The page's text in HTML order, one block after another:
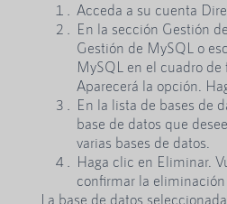
Acceda a su cuenta
En la sección Gestión
Gestión de MySQL o
MySQL en el cuadro de
Aparecerá la opción.
En la lista de bases de
base de datos que
varias bases de datos.
Haga clic en Eliminar.
confirmar la eliminación
La base de datos